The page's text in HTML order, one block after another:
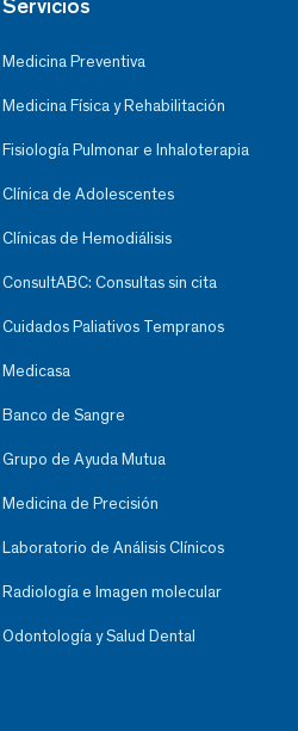
Servicios
Medicina Preventiva
Medicina Física y Rehabilitación
Fisiología Pulmonar e Inhaloterapia
Clínica de Adolescentes
Clínicas de Hemodiálisis
ConsultABC: Consultas sin cita
Cuidados Paliativos Tempranos
Medicasa
Banco de Sangre
Grupo de Ayuda Mutua
Medicina de Precisión
Laboratorio de Análisis Clínicos
Radiología e Imagen molecular
Odontología y Salud Dental